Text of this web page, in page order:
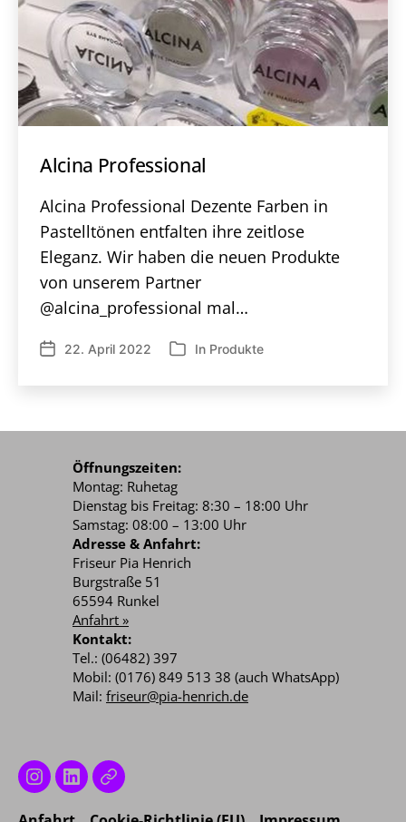
Alcina Professional
Alcina Professional Dezente Farben in
Pastelltönen entfalten ihre zeitlose
Eleganz. Wir haben die neuen Produkte
von unserem Partner
@alcina_professional mal…
Veröffentlichungsdatum
22. April 2022 Kategorien
In Produkte
Öffnungszeiten:
Montag: Ruhetag
Dienstag bis Freitag: 8:30 – 18:00 Uhr
Samstag: 08:00 – 13:00 Uhr
Adresse & Anfahrt:
Friseur Pia Henrich
Burgstraße 51
65594 Runkel
Anfahrt »
Kontakt:
Tel.: (06482) 397
Mobil: (0176) 849 513 38 (auch WhatsApp)
Mail: friseur@pia-henrich.de
Instagram
LinkedinAlcina